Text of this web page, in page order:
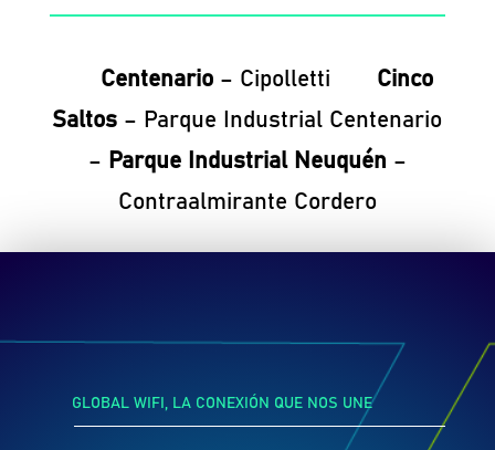
Centenario – Cipolletti
Cinco
Saltos – Parque Industrial Centenario
– Parque Industrial Neuquén –
Contraalmirante Cordero
GLOBAL WIFI, LA CONEXIÓN QUE NOS UNE